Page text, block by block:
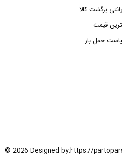
برگشت کالا
قیمت
حمل بار
© 2026 Designed by:https://